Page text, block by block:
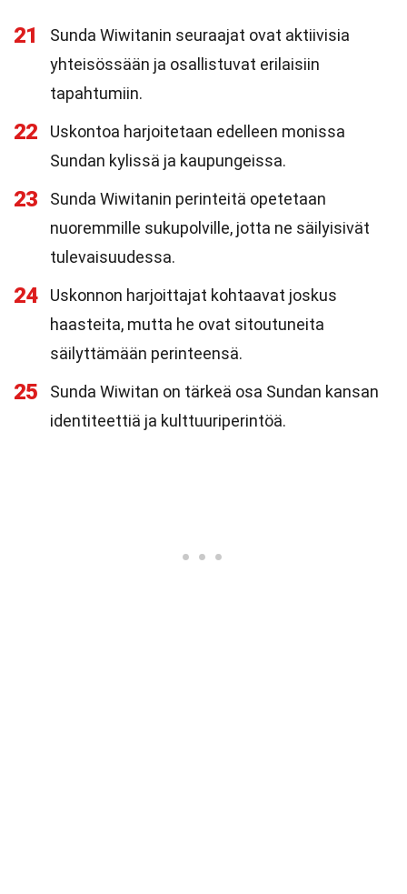
21
Sunda Wiwitanin seuraajat ovat aktiivisia
yhteisössään ja osallistuvat erilaisiin
tapahtumiin.
22
Uskontoa harjoitetaan edelleen monissa
Sundan kylissä ja kaupungeissa.
23
Sunda Wiwitanin perinteitä opetetaan
nuoremmille sukupolville, jotta ne säilyisivät
tulevaisuudessa.
24
Uskonnon harjoittajat kohtaavat joskus
haasteita, mutta he ovat sitoutuneita
säilyttämään perinteensä.
25
Sunda Wiwitan on tärkeä osa Sundan kansan
identiteettiä ja kulttuuriperintöä.